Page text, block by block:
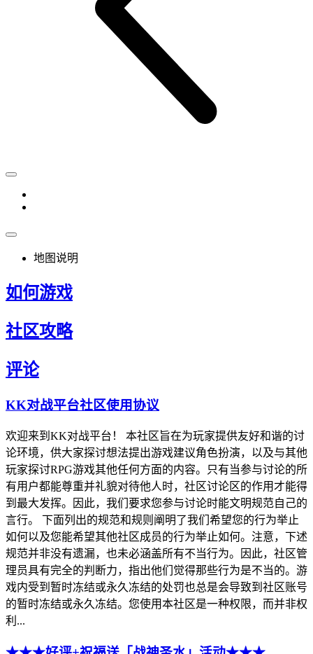
地图说明
如何游戏
社区攻略
评论
KK对战平台社区使用协议
欢迎来到KK对战平台！ 本社区旨在为玩家提供友好和谐的讨
论环境，供大家探讨想法提出游戏建议角色扮演，以及与其他
玩家探讨RPG游戏其他任何方面的内容。只有当参与讨论的所
有用户都能尊重并礼貌对待他人时，社区讨论区的作用才能得
到最大发挥。因此，我们要求您参与讨论时能文明规范自己的
言行。 下面列出的规范和规则阐明了我们希望您的行为举止
如何以及您能希望其他社区成员的行为举止如何。注意，下述
规范并非没有遗漏，也未必涵盖所有不当行为。因此，社区管
理员具有完全的判断力，指出他们觉得那些行为是不当的。游
戏内受到暂时冻结或永久冻结的处罚也总是会导致到社区账号
的暂时冻结或永久冻结。您使用本社区是一种权限，而并非权
利...